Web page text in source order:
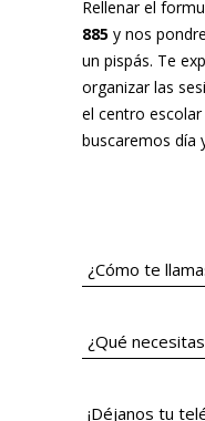
Rellenar el
885 y nos
un pispás. Te
organizar las
el centro
buscaremos día